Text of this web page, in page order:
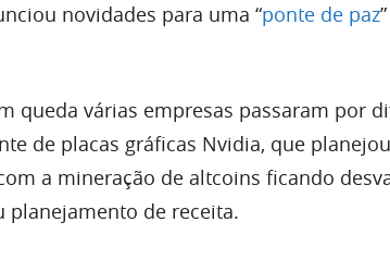
novidades para uma “ponte de paz
queda várias empresas passaram por
de placas gráficas Nvidia, que
a mineração de altcoins ficando
planejamento de receita.